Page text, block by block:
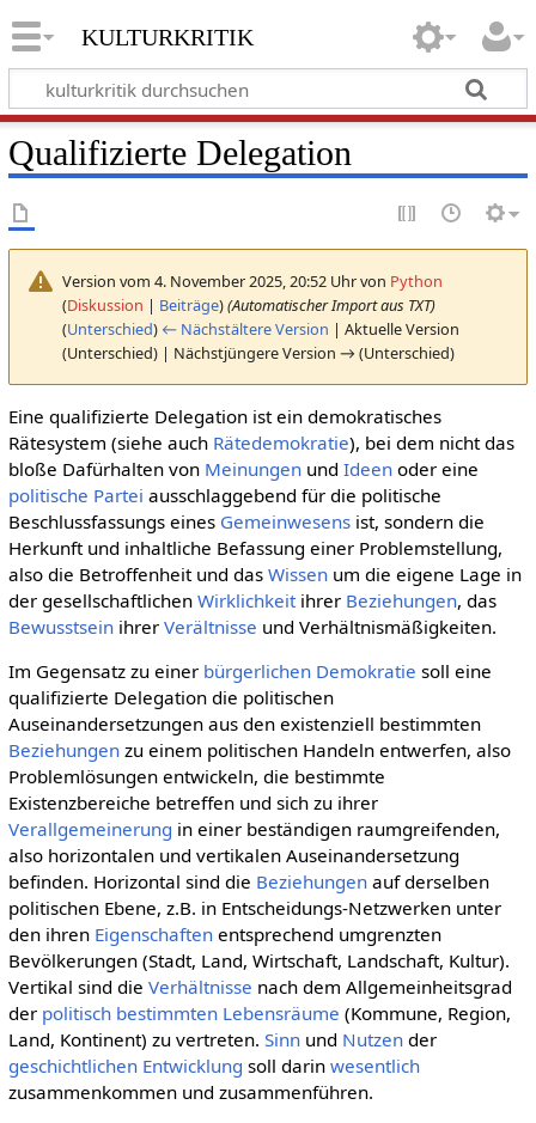
kulturkritik
Qualifizierte Delegation
Version vom 4. November 2025, 20:52 Uhr von Python
(Diskussion | Beiträge)(Automatischer Import aus TXT)
(Unterschied) ← Nächstältere Version | Aktuelle Version
(Unterschied) | Nächstjüngere Version → (Unterschied)
Eine qualifizierte Delegation ist ein demokratisches
Rätesystem (siehe auch Rätedemokratie), bei dem nicht das
bloße Dafürhalten von Meinungenund Ideenoder eine
politische Partei ausschlaggebend für die politische
Beschlussfassungs eines Gemeinwesensist, sondern die
Herkunft und inhaltliche Befassung einer Problemstellung,
also die Betroffenheit und das Wissenum die eigene Lage in
der gesellschaftlichen Wirklichkeitihrer Beziehungen, das
Bewusstseinihrer Verältnisse und Verhältnismäßigkeiten.
Im Gegensatz zu einer bürgerlichen Demokratie soll eine
qualifizierte Delegation die politischen
Auseinandersetzungen aus den existenziell bestimmten
Beziehungenzu einem politischen Handeln entwerfen, also
Problemlösungen entwickeln, die bestimmte
Existenzbereiche betreffen und sich zu ihrer
Verallgemeinerung in einer beständigen raumgreifenden,
also horizontalen und vertikalen Auseinandersetzung
befinden. Horizontal sind die Beziehungenauf derselben
politischen Ebene, z.B. in Entscheidungs-Netzwerken unter
den ihren Eigenschaftenentsprechend umgrenzten
Bevölkerungen (Stadt, Land, Wirtschaft, Landschaft, Kultur).
Vertikal sind die Verhältnisse nach dem Allgemeinheitsgrad
der politisch bestimmten Lebensräume (Kommune, Region,
Land, Kontinent) zu vertreten. Sinnund Nutzender
geschichtlichen Entwicklung soll darin wesentlich
zusammenkommen und zusammenführen.